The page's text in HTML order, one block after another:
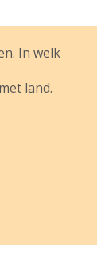
In welk
land.